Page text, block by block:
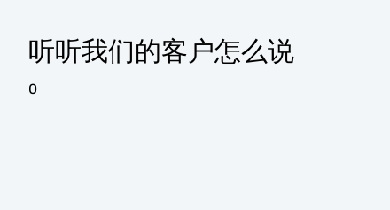
听听我们的客户怎么说
0